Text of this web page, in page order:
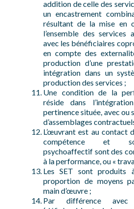
addition de celle des
un encastrement
résultant de la mise en
l’ensemble des services
avec les bénéficiaires
en compte des
production d’une
intégration dans un
production des services ;
Une condition de la
réside dans
pertinence située, avec ou
d’assemblages
L’œuvrant est au contact
compétence et
psychoaffectif sont des
à la performance, ou «
Les SET sont produits
proportion de moyens
main d’œuvre ;
Par différence avec